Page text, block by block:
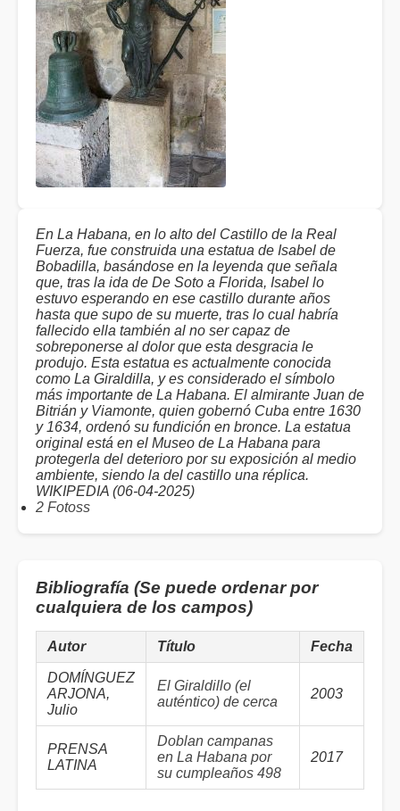
En La Habana, en lo alto del Castillo de la Real
Fuerza, fue construida una estatua de Isabel de
Bobadilla, basándose en la leyenda que señala
que, tras la ida de De Soto a Florida, Isabel lo
estuvo esperando en ese castillo durante años
hasta que supo de su muerte, tras lo cual habría
fallecido ella también al no ser capaz de
sobreponerse al dolor que esta desgracia le
produjo. Esta estatua es actualmente conocida
como La Giraldilla, y es considerado el símbolo
más importante de La Habana. El almirante Juan de
Bitrián y Viamonte, quien gobernó Cuba entre 1630
y 1634, ordenó su fundición en bronce. La estatua
original está en el Museo de La Habana para
protegerla del deterioro por su exposición al medio
ambiente, siendo la del castillo una réplica.
WIKIPEDIA (06-04-2025)
2 Fotoss
Bibliografía (Se puede ordenar por
cualquiera de los campos)
Autor Título Fecha
DOMÍNGUEZ
ARJONA,
Julio
El Giraldillo (el
auténtico) de cerca
2003
PRENSA
LATINA
Doblan campanas
en La Habana por
su cumpleaños 498
2017